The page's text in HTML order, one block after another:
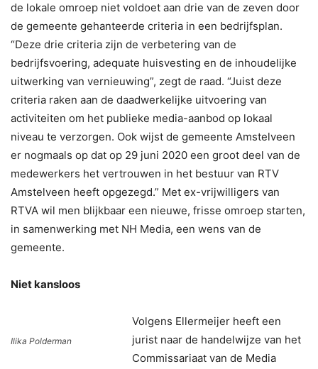
de lokale omroep niet voldoet aan drie van de zeven door
de gemeente gehanteerde criteria in een bedrijfsplan.
“Deze drie criteria zijn de verbetering van de
bedrijfsvoering, adequate huisvesting en de inhoudelijke
uitwerking van vernieuwing”, zegt de raad. “Juist deze
criteria raken aan de daadwerkelijke uitvoering van
activiteiten om het publieke media-aanbod op lokaal
niveau te verzorgen. Ook wijst de gemeente Amstelveen
er nogmaals op dat op 29 juni 2020 een groot deel van de
medewerkers het vertrouwen in het bestuur van RTV
Amstelveen heeft opgezegd.” Met ex-vrijwilligers van
RTVA wil men blijkbaar een nieuwe, frisse omroep starten,
in samenwerking met NH Media, een wens van de
gemeente.
Niet kansloos
Ilika Polderman
Volgens Ellermeijer heeft een
jurist naar de handelwijze van het
Commissariaat van de Media